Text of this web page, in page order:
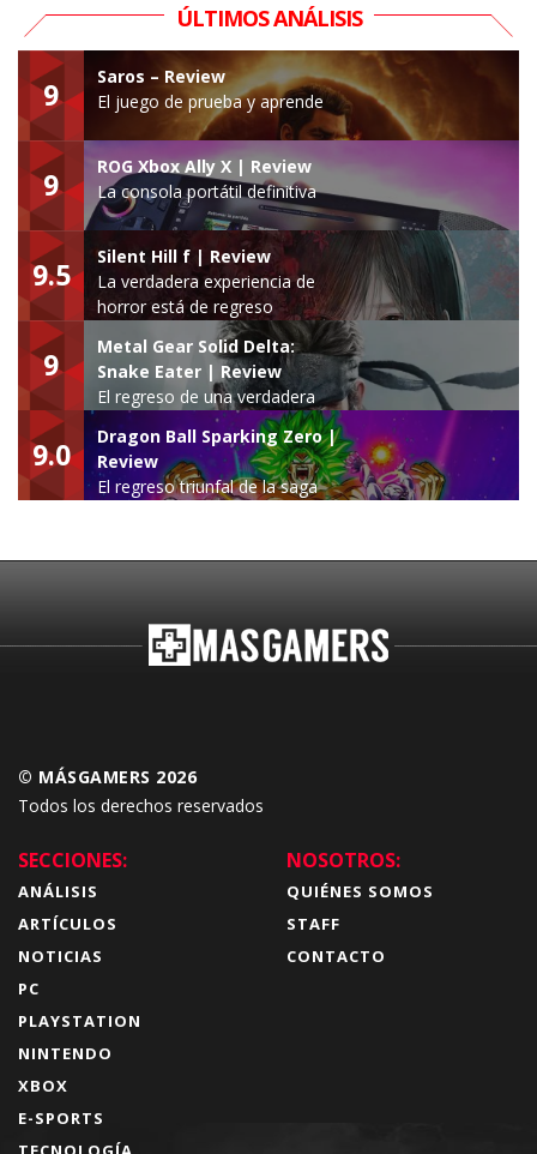
ÚLTIMOS ANÁLISIS
9
Saros – Review
El juego de prueba y aprende
9
ROG Xbox Ally X | Review
La consola portátil definitiva
9.5
Silent Hill f | Review
La verdadera experiencia de
horror está de regreso
9
Metal Gear Solid Delta:
Snake Eater | Review
El regreso de una verdadera
leyenda
9.0
Dragon Ball Sparking Zero |
Review
El regreso triunfal de la saga
© MÁSGAMERS 2026
Todos los derechos reservados
SECCIONES:
ANÁLISIS
ARTÍCULOS
NOTICIAS
PC
PLAYSTATION
NINTENDO
XBOX
E-SPORTS
NOSOTROS:
QUIÉNES SOMOS
STAFF
CONTACTO